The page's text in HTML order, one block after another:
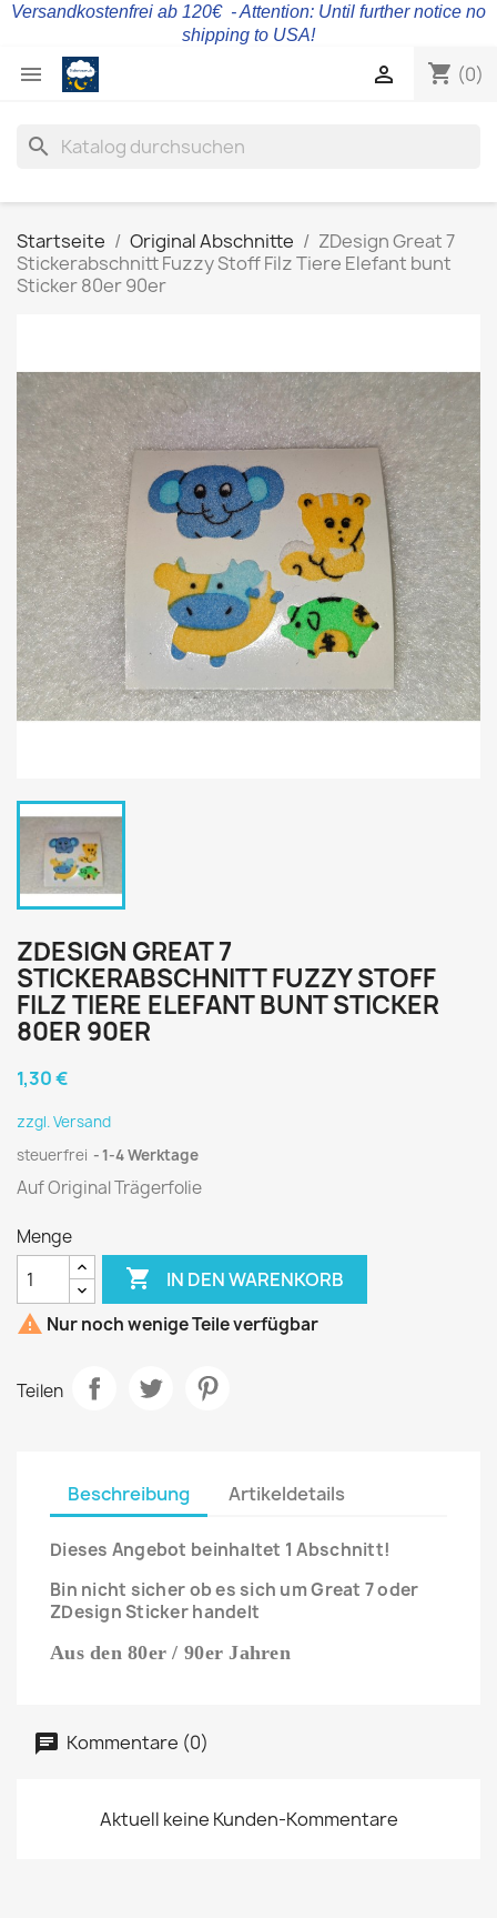
Versandkostenfrei ab 120€ - Attention: Until further notice no
shipping to USA!
 shopping_cart (0)

search
Startseite Original Abschnitte
ZDesign Great 7
Stickerabschnitt Fuzzy Stoff Filz Tiere Elefant bunt
Sticker 80er 90er
ZDESIGN GREAT 7
STICKERABSCHNITT FUZZY STOFF
FILZ TIERE ELEFANT BUNT STICKER
80ER 90ER
1,30 €
zzgl. Versand
steuerfrei
1-4 Werktage
Auf Original Trägerfolie
Menge
 IN DEN WARENKORB
 Nur noch wenige Teile verfügbar
Teilen
Beschreibung Artikeldetails
Dieses Angebot beinhaltet 1 Abschnitt!
Bin nicht sicher ob es sich um Great 7 oder
ZDesign Sticker handelt
Aus den 80er / 90er Jahren
Kommentare (0)
Aktuell keine Kunden-Kommentare